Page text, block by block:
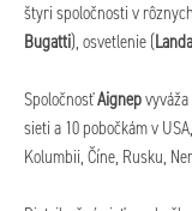
štyri spoločnosti v
Bugatti), osvetlenie (Landa
SpoločnosťAignep
sieti a 10 pobočkám v
Kolumbii, Číne, Rusku,